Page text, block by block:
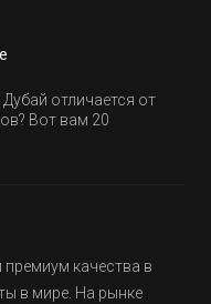
дают промо-
отличается от
Вот вам 20
премиум качества в
в мире. На рынке